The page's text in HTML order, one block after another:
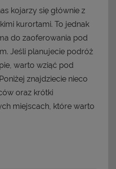
kojarzy się głównie z
kurortami. To jednak
do zaoferowania pod
Jeśli planujecie podróż
warto wziąć pod
znajdziecie nieco
oraz krótki
miejscach, które warto